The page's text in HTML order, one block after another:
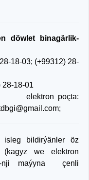
döwlet binagärlik-
(+99312) 28-
01
isleg bildirýänler öz
(kagyz we elektron
nji maýyna çenli